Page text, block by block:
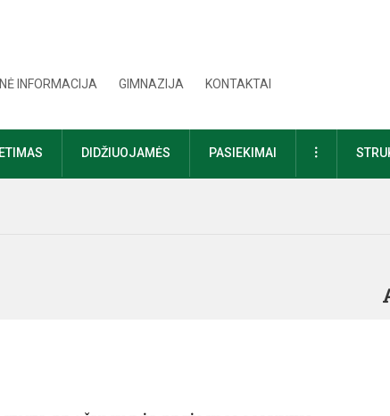
INFORMACIJA GIMNAZIJA KONTAKTAI
DIDŽIUOJAMĖS PASIEKIMAI DAUGIAU